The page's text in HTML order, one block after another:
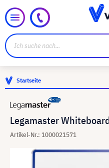
Startseite
Legamaster
Artikel-Nr.: 1000021571